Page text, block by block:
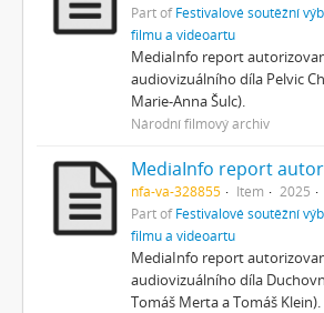
Part ofFestivalové soutěžní
filmu a videoartu
MediaInfo report
audiovizuálního díla Pelvic
Marie-Anna Šulc).
Národní filmový archiv
nfa-va-328855 Item
2025
Part ofFestivalové soutěžní
filmu a videoartu
MediaInfo report
audiovizuálního díla
Tomáš Merta a Tomáš Klein).